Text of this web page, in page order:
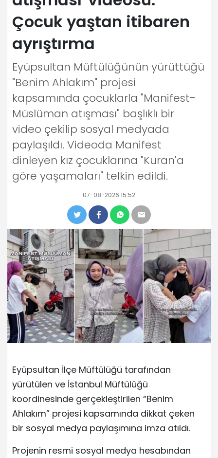
Çocuk yaştan itibaren
ayrıştırma
Eyüpsultan Müftülüğünün yürüttüğü
"Benim Ahlakım" projesi
kapsamında çocuklarla "Manifest-
Müslüman atışması" başlıklı bir
video çekilip sosyal medyada
paylaşıldı. Videoda Manifest
dinleyen kız çocuklarına "Kuran'a
göre yaşamaları" telkin edildi.
07-08-2026 15:52
Eyüpsultan İlçe Müftülüğü tarafından
yürütülen ve İstanbul Müftülüğü
koordinesinde gerçekleştirilen “Benim
Ahlakım” projesi kapsamında dikkat çeken
bir sosyal medya paylaşımına imza atıldı.
Projenin resmi sosyal medya hesabından